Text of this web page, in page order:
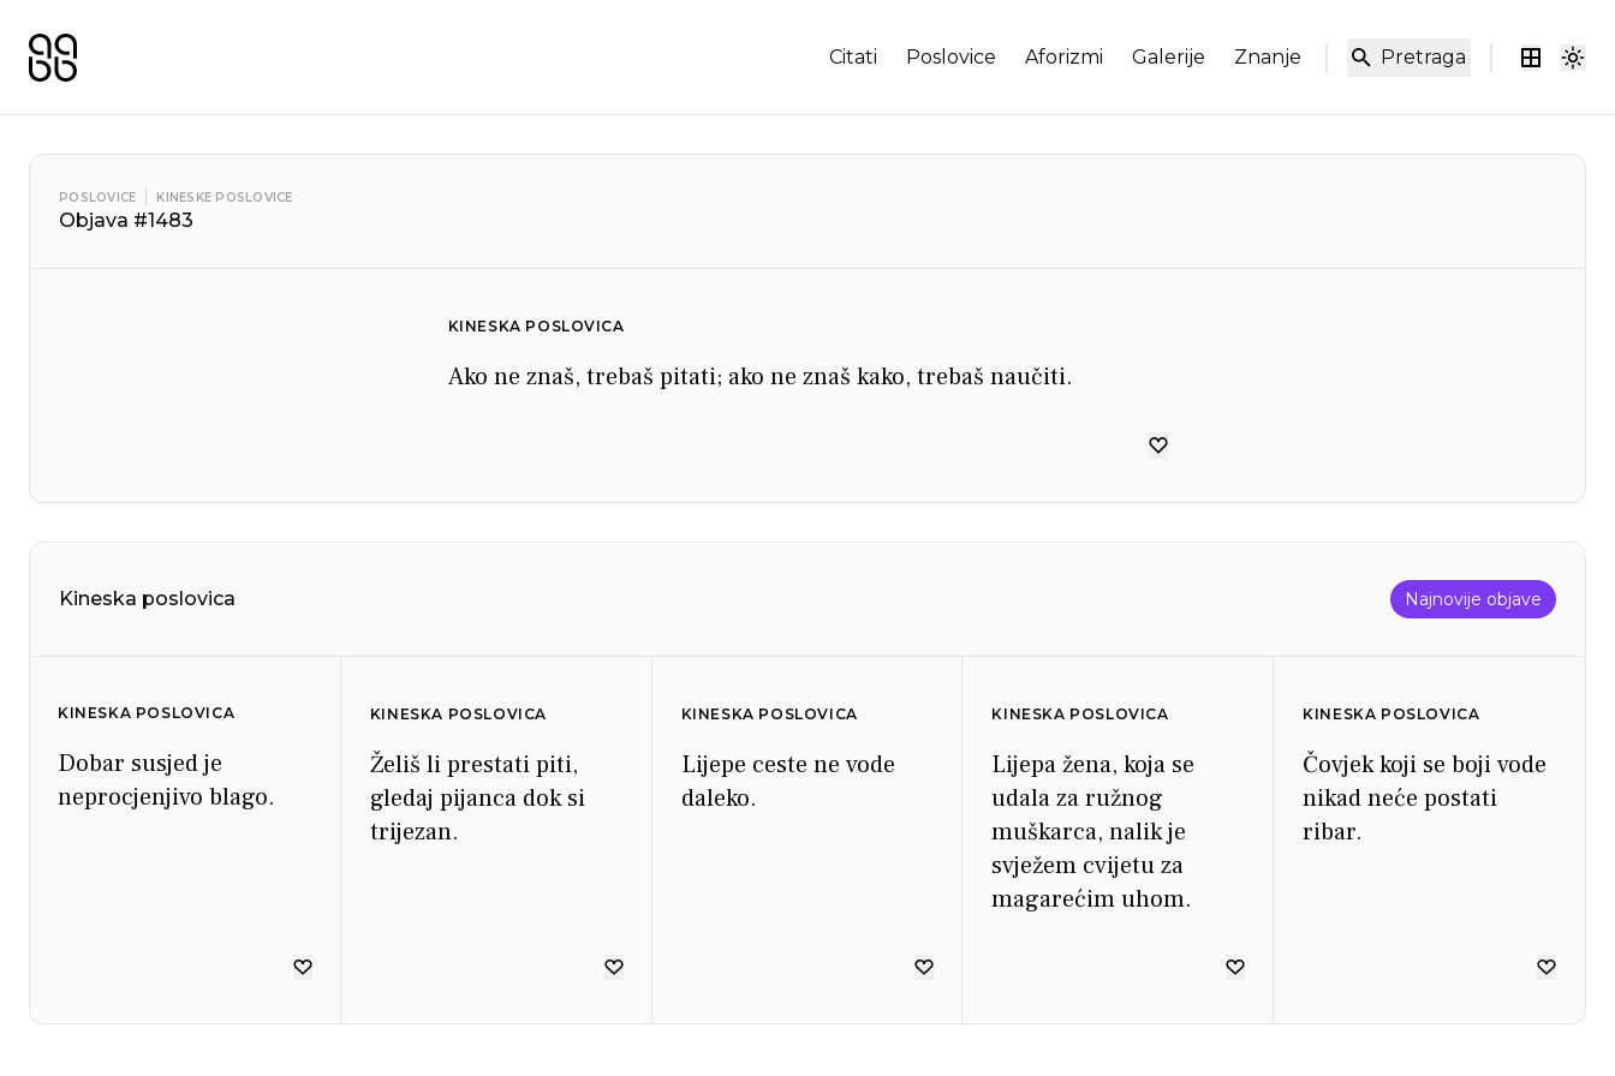
Pretraga
Citati Poslovice Aforizmi Galerije Znanje
POSLOVICE KINESKE POSLOVICE
Objava #1483
KINESKA POSLOVICA
Ako ne znaš, trebaš pitati; ako ne znaš kako, trebaš naučiti.
Kineska poslovica Najnovije objave
KINESKA POSLOVICA
Dobar susjed je
neprocjenjivo blago.
KINESKA POSLOVICA
Želiš li prestati piti,
gledaj pijanca dok si
trijezan.
KINESKA POSLOVICA
Lijepe ceste ne vode
daleko.
KINESKA POSLOVICA
Lijepa žena, koja se
udala za ružnog
muškarca, nalik je
svježem cvijetu za
magarećim uhom.
KINESKA POSLOVICA
Čovjek koji se boji vode
nikad neće postati
ribar.